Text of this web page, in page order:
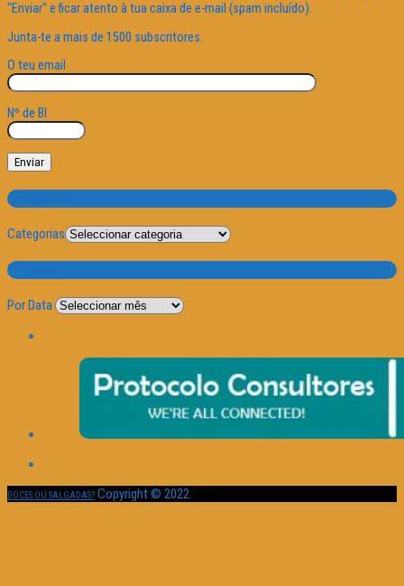
"Enviar" e ficar atento à tua caixa de e-mail (spam incluído).
Junta-te a mais de 1500 subscritores.
O teu email
Nº de BI
Categorias
Categorias
Por Data
Por Data
DOCES OU SALGADAS? Copyright © 2022